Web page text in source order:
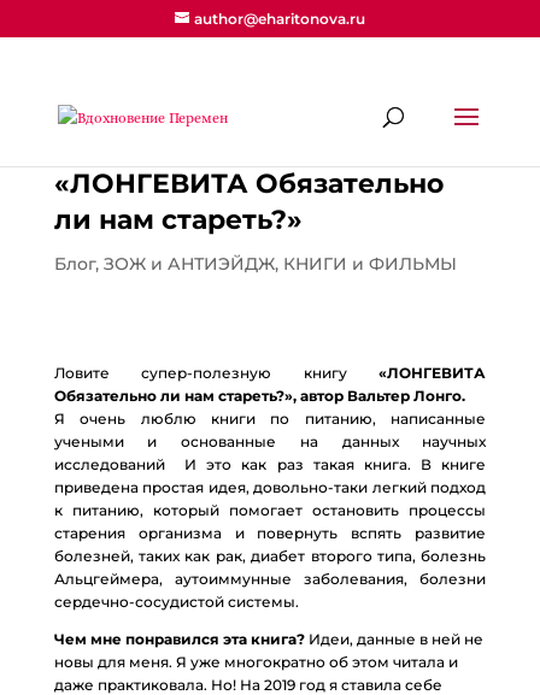
author@eharitonova.ru
«ЛОНГЕВИТА Обязательно
ли нам стареть?»
Блог, ЗОЖ и АНТИЭЙДЖ, КНИГИ и ФИЛЬМЫ
Ловите супер-полезную книгу«ЛОНГЕВИТА
Обязательно ли нам стареть?», автор Вальтер Лонго.
Я очень люблю книги по питанию, написанные
учеными и основанные на данных научных
исследований И это как раз такая книга. В книге
приведена простая идея, довольно-таки легкий подход
к питанию, который помогает остановить процессы
старения организма и повернуть вспять развитие
болезней, таких как рак, диабет второго типа, болезнь
Альцгеймера, аутоиммунные заболевания, болезни
сердечно-сосудистой системы.
Чем мне понравился эта книга?Идеи, данные в ней не
новы для меня. Я уже многократно об этом читала и
даже практиковала. Но! На 2019 год я ставила себе